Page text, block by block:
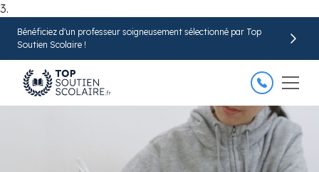
3.
Trouver mon professeur
Bénéficiez d'un professeur soigneusement sélectionné par Top
Soutien Scolaire !